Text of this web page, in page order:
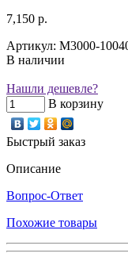
7,150 р.
Артикул: M3000-
В наличии
Нашли дешевле?
В корзину
Быстрый заказ
Описание
Вопрос-Ответ
Похожие товары